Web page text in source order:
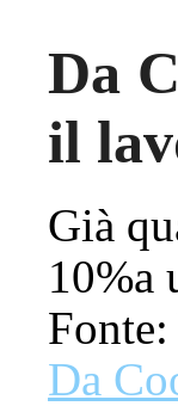
Da
il
Già
10%a
Da